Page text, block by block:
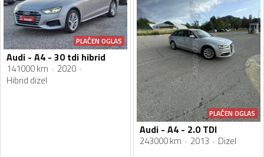
PLAĆEN OGLAS
Audi - A4 - 30 tdi hibrid
141000 km
2020
Hibrid dizel
PLAĆEN OGLAS
Audi - A4 - 2.0 TDI
243000 km 2013 Dizel